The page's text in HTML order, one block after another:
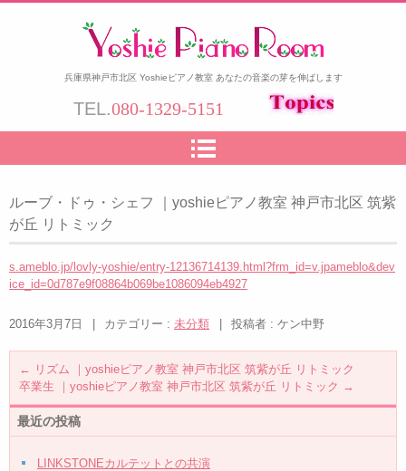
兵庫県神戸市北区 Yoshieピアノ教室 あなたの音楽の芽を伸ばします
TEL.080-1329-5151
ルーブ・ドゥ・シェフ ｜yoshieピアノ教室 神戸市北区 筑紫
が丘 リトミック
s.ameblo.jp/lovly-yoshie/entry-12136714139.html?frm_id=v.jpameblo&dev
ice_id=0d787e9f08864b069be1086094eb4927
2016年3月7日 カテゴリー : 未分類 投稿者 : ケン中野
← リズム ｜yoshieピアノ教室 神戸市北区 筑紫が丘 リトミック
卒業生 ｜yoshieピアノ教室 神戸市北区 筑紫が丘 リトミック →
最近の投稿
LINKSTONEカルテットとの共演